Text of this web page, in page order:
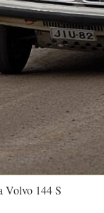
Volvo 144 S